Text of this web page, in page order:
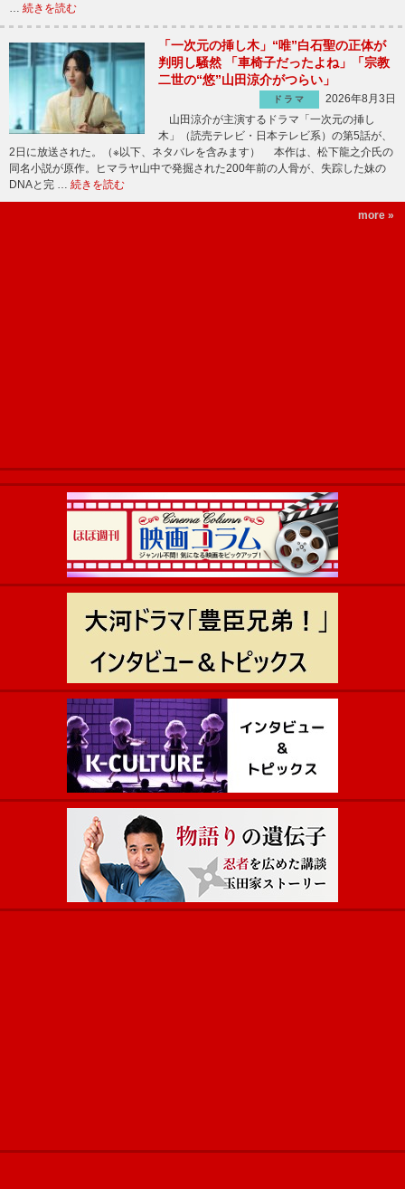
続きを読む
「一次元の挿し木」“唯”白石聖の正体が
判明し騒然 「車椅子だったよね」「宗教
二世の“悠”山田涼介がつらい」
ドラマ
2026年8月3日
山田涼介が主演するドラマ「一次元の挿し
木」（読売テレビ・日本テレビ系）の第5話が、
2日に放送された。（※以下、ネタバレを含みます） 本作は、松下龍之介氏の
同名小説が原作。ヒマラヤ山中で発掘された200年前の人骨が、失踪した妹の
DNAと完 … 続きを読む
more »